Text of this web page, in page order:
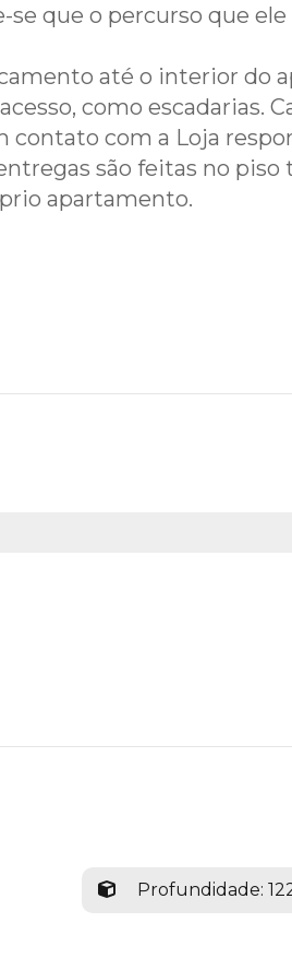
que o percurso que
até o interior do
como escadarias.
com a Loja
são feitas no piso
apartamento.
Profundidade: